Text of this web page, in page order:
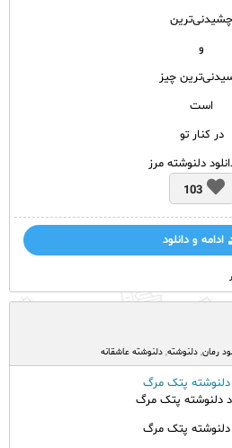
چشیدنی‌ترین
و
چیز
است
در کنار تو
دلنوشته مرز
103
ادامه و دانلود
رمان, دلنوشته, دلنوشته عاشقانه
دلنوشته پتک مرگ
دلنوشته پتک مرگ